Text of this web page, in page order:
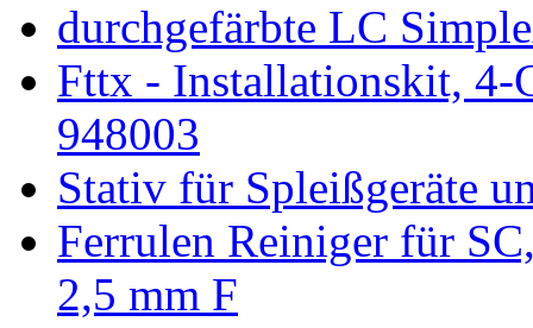
durchgefärbte LC
Fttx - Installationskit, 4-
948003
Stativ für Spleißgeräte
Ferrulen Reiniger für
2,5 mm F